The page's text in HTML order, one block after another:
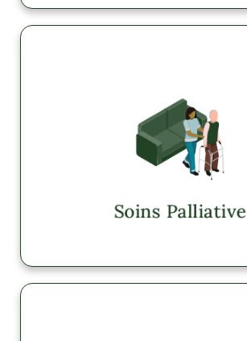
Soins Palliative
Soins Palliative
AZ, UT
Explorer